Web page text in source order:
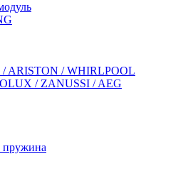
ARISTON / WHIRLPOOL
/ ZANUSSI / AEG
пружина